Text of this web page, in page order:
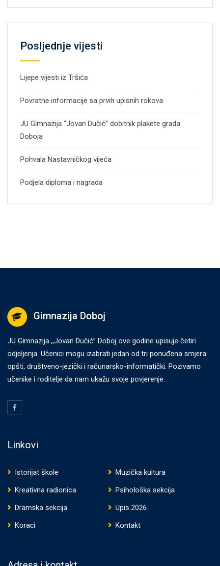
Posljednje vijesti
Lijepe vijesti iz Tršića
Povratne informacije sa prvih upisnih rokova
JU Gimnazija “Jovan Dučić” dobitnik plakete grada
Doboja
Pohvala Nastavničkog vijeća
Podjela diploma i nagrada
Gimnazija Doboj
JU Gimnazija ,,Jovan Dučić” Doboj ove godine upisuje četiri
odjeljenja. Učenici mogu izabrati jedan od tri ponuđena smjera:
opšti, društveno-jezički i računarsko-informatički. Pozivamo
učenike i roditelje da nam ukažu svoje povjerenje.
Linkovi
Istorijat škole
Muzička kultura
Kreativna radionica
Psihološka sekcija
Dramska sekcija
Upis 2026.
Koraci
Kontakt